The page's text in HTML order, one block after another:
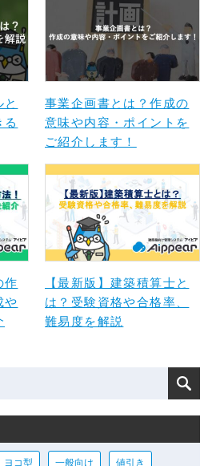
る
事業企画書とは？作成の
意味や内容・ポイントを
ご紹介します！
作
や
【最新版】建築積算士と
は？受験資格や合格率、
難易度を解説
ヨコ型 一般向け 値引き